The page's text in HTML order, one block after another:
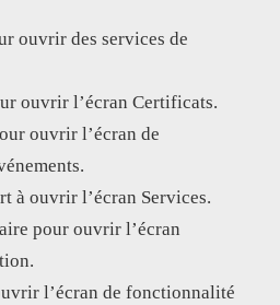
ouvrir des services de
ouvrir l’écran Certificats.
ouvrir l’écran de
à ouvrir l’écran Services.
pour ouvrir l’écran
l’écran de fonctionnalité